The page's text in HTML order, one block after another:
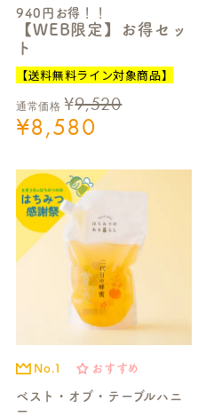
940円お得！！
【WEB限定】お得セッ
ト
【送料無料ライン対象商品】
通常価格 ¥9,520
¥8,580
No.1 おすすめ
ベスト・オブ・テーブルハニ
ー